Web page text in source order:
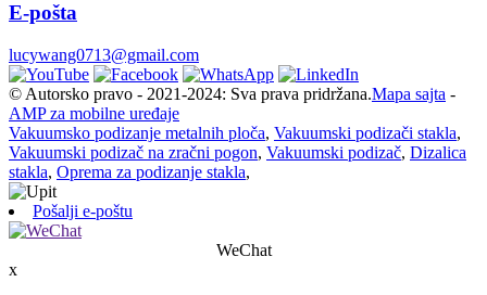
E-pošta
lucywang0713@gmail.com
© Autorsko pravo - 2021-2024: Sva prava pridržana.Mapa sajta -
AMP za mobilne uređaje
Vakuumsko podizanje metalnih ploča, Vakuumski podizači stakla,
Vakuumski podizač na zračni pogon, Vakuumski podizač, Dizalica
stakla, Oprema za podizanje stakla,
Pošalji e-poštu
WeChat
x